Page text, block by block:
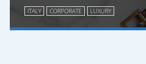
ITALY CORPORATE LUXURY